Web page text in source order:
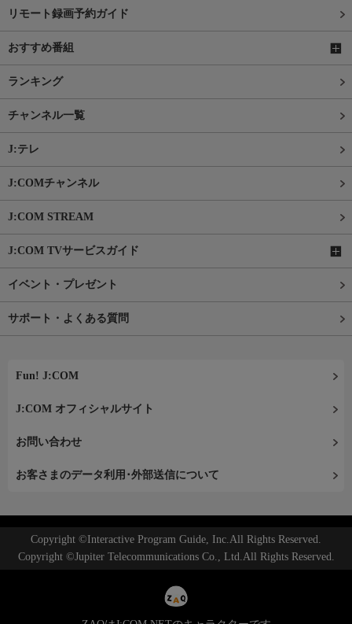
リモート録画予約ガイド
おすすめ番組
ランキング
チャンネル一覧
J:テレ
J:COMチャンネル
J:COM STREAM
J:COM TVサービスガイド
イベント・プレゼント
サポート・よくある質問
Fun! J:COM
J:COM オフィシャルサイト
お問い合わせ
お客さまのデータ利用･外部送信について
Copyright ©Interactive Program Guide, Inc.All Rights Reserved.
Copyright ©Jupiter Telecommunications Co., Ltd.All Rights Reserved.